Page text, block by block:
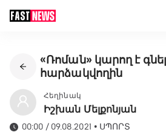
«Ռոման» կարող է գնել
հարձակվողին
Հեղինակ
Իշխան Մելքոնյան
00:00 / 09.08.2021 • ՍՊՈՐՏ